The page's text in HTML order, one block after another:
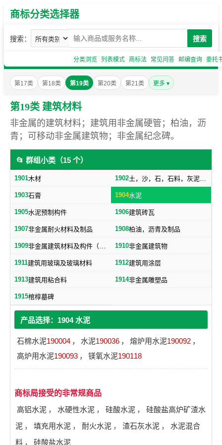
商标分类选择器
搜索： 搜索
分类浏览 列表模式 商标法 常见问答 邮编查询 委托
第17类 第18类 第19类 第20类 第21类 更多 ▾
第19类 建筑材料
非金属的建筑材料；建筑用非金属硬管；柏油，沥
青；可移动非金属建筑物；非金属纪念碑。
📂 群组小类（15 个）
1901木材 1902 土，沙，石，石料，灰泥，炉渣等建筑用料
1903石膏 1904水泥
1905水泥预制构件 1906建筑砖瓦
1907非金属耐火材料及制品 1908柏油，沥青及制品
1909 非金属建筑材料及构件（不包括水泥预制构件） 1910非金属建筑物
1911建筑用玻璃及玻璃材料 1912建筑用涂层
1913建筑用粘合料 1914非金属雕塑品
1915棺椁墓碑
产品选择：1904 水泥
石棉水泥190004 ， 水泥190036 ， 熔炉用水泥190092 ，
高炉用水泥190093 ， 镁氧水泥190118
商标局接受的非常规商品
高铝水泥 ， 水硬性水泥 ， 硅酸水泥 ，
硅酸盐高炉矿渣水
泥 ， 填充用水泥 ， 耐火水泥 ， 渣石灰水泥 ，
水泥混合
料 ， 硅酸盐水泥